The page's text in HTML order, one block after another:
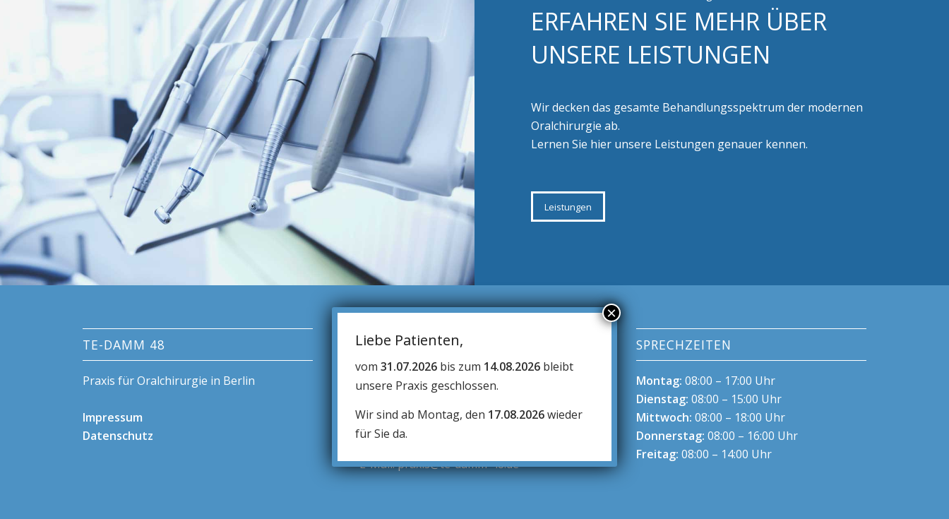
ERFAHREN SIE MEHR ÜBER
UNSERE LEISTUNGEN
Wir decken das gesamte Behandlungsspektrum der modernen
Oralchirurgie ab.
Lernen Sie hier unsere Leistungen genauer kennen.
Leistungen
TE-DAMM 48
Praxis für Oralchirurgie in Berlin
Impressum
Datenschutz
ANSCHRIFT
Tempelhofer Damm 48
Telefon: (030) 789 1190
E-Mail:praxis@te-damm-48.de
SPRECHZEITEN
Montag:08:00 – 17:00 Uhr
Dienstag:08:00 – 15:00 Uhr
Mittwoch: 08:00 – 18:00 Uhr
Donnerstag: 08:00 – 16:00 Uhr
Freitag:08:00 – 14:00 Uhr
vom31.07.2026 bis zum 14.08.2026 bleibt
unsere Praxis geschlossen.
Wir sind ab Montag, den 17.08.2026wieder
für Sie da.